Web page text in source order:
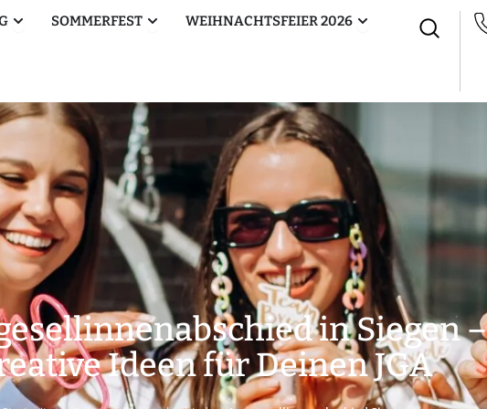
Öffne Betriebsausflug
SOMMERFEST Öffne Sommerfest
WEIHNACHTSFEIER 2026 Öffne
in Siegen –
Ideen für Deinen JGA